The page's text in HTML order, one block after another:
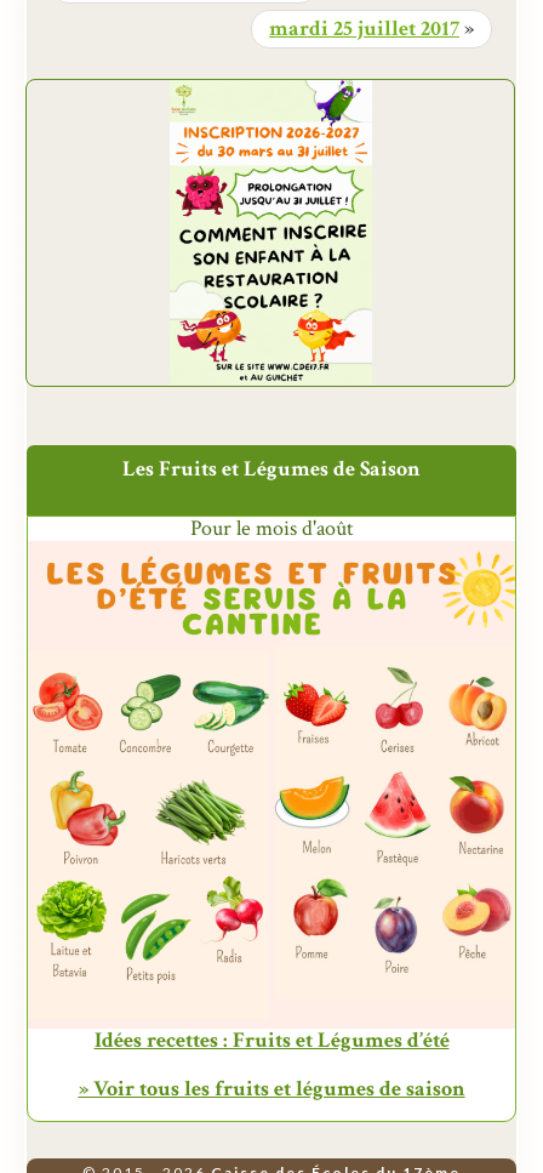
mardi 25 juillet 2017»
Les Fruits et Légumes de Saison
Pour le mois d'août
Idées recettes : Fruits et Légumes d’été
» Voir tous les fruits et légumes de saison